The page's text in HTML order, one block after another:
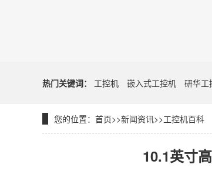
热门关键词： 工控机 嵌入式工控机 研华工
您的位置： 首页>>新闻资讯>>工控机百科
10.1英寸